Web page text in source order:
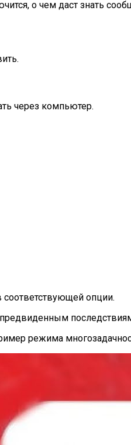
о чем даст знать
через компьютер.
соответствующей опции.
режима